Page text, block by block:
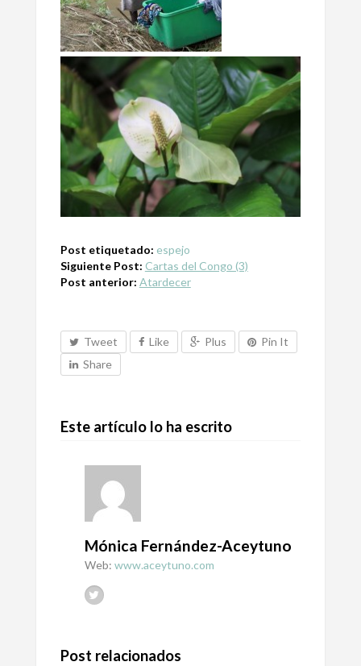
Post etiquetado: espejo
Siguiente Post: Cartas del Congo (3)
Post anterior: Atardecer
Tweet Like Plus
Pin It
Share
Este artículo lo ha escrito
Mónica Fernández-Aceytuno
Web: www.aceytuno.com
Post relacionados